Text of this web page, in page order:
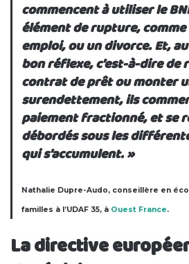
commencent à utiliser le
élément de rupture, comme
emploi, ou un divorce. Et,
bon réflexe, c’est-à-dire de
contrat de prêt ou monter
surendettement, ils
paiement fractionné, et se
débordés sous les
qui s’accumulent. »
Nathalie Dupre-Audo, conseillère en
familles à l’UDAF 35, à Ouest France.
La directive